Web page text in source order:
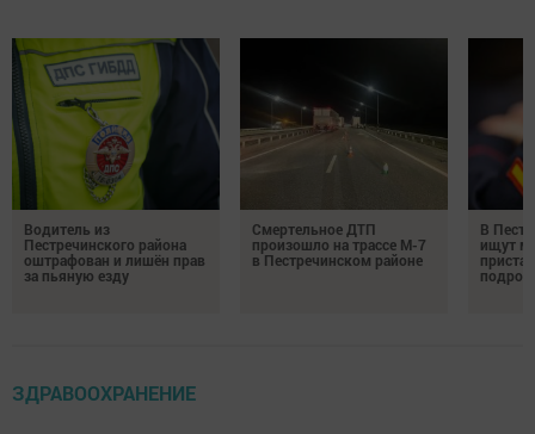
Водитель из
Пестречинского района
оштрафован и лишён прав
за пьяную езду
Смертельное ДТП
произошло на трассе М-7
в Пестречинском районе
В
ищут
ЗДРАВООХРАНЕНИЕ